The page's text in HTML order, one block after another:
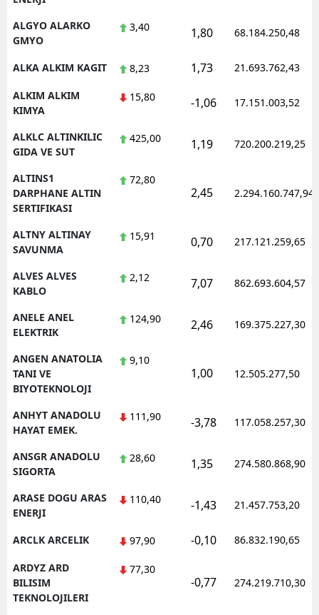
ALGYO ALARKO
GMYO
3,40 1,80 68.184.250,48
ALKA ALKIM KAGIT 8,23 1,73 21.693.762,43
ALKIM ALKIM
KIMYA
15,80 -1,06 17.151.003,52
ALKLC ALTINKILIC
GIDA VE SUT
425,00 1,19 720.200.219,25
ALTINS1
DARPHANE ALTIN
SERTIFIKASI
72,80
2,45 2.294.160.747,94
ALTNY ALTINAY
SAVUNMA
15,91 0,70 217.121.259,65
ALVES ALVES
KABLO
2,12 7,07 862.693.604,57
ANELE ANEL
ELEKTRIK
124,90 2,46 169.375.227,30
ANGEN ANATOLIA
TANI VE
BIYOTEKNOLOJI
9,10
1,00 12.505.277,50
ANHYT ANADOLU
HAYAT EMEK.
111,90 -3,78 117.058.257,30
ANSGR ANADOLU
SIGORTA
28,60 1,35 274.580.868,90
ARASE DOGU ARAS
ENERJI
110,40 -1,43 21.457.753,20
ARCLK ARCELIK 97,90 -0,10 86.832.190,65
ARDYZ ARD
BILISIM
TEKNOLOJILERI
77,30
-0,77 274.219.710,30